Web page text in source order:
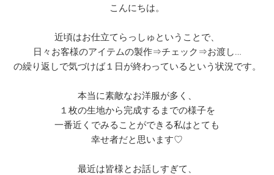
こんにちは。
近頃はお仕立てらっしゅということで、
日々お客様のアイテムの製作⇒チェック⇒お渡し…
の繰り返しで気づけば１日が終わっているという状況です。
本当に素敵なお洋服が多く、
１枚の生地から完成するまでの様子を
一番近くでみることができる私はとても
幸せ者だと思います♡
最近は皆様とお話しすぎて、